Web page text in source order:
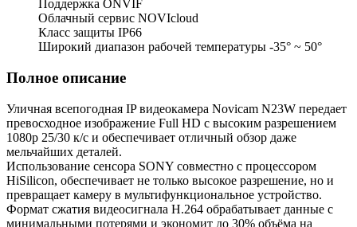
Поддержка ONVIF
Облачный сервис NOVIcloud
Класс защиты IP66
Широкий диапазон рабочей температуры -35° ~ 50°
Полное описание
Уличная всепогодная IP видеокамера Novicam N23W передает
превосходное изображение Full HD с высоким разрешением
1080p 25/30 к/с и обеспечивает отличный обзор даже
мельчайших деталей.
Использование сенсора SONY совместно с процессором
HiSilicon, обеспечивает не только высокое разрешение, но и
превращает камеру в мультифункциональное устройство.
Формат сжатия видеосигнала H.264 обрабатывает данные с
минимальными потерями и экономит до 30% объёма на